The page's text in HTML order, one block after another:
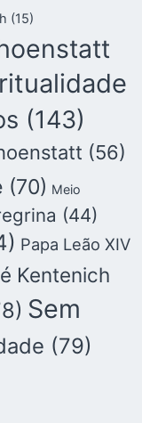
(15)
(143)
(56)
(70) Meio
(44)
Papa Leão XIV
Kentenich
Sem
(79)